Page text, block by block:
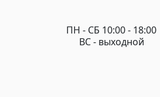
ПН - СБ 10:00 - 18:00
ВС - выходной